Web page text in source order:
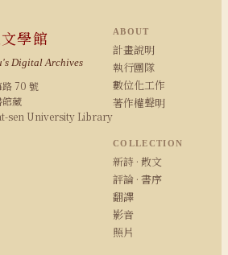
學館
Digital Archives
路 70 號
館藏
sen University Library
ABOUT
計畫說明
執行團隊
數位化工作
著作權聲明
COLLECTION
新詩 · 散文
評論 · 書序
翻譯
影音
照片